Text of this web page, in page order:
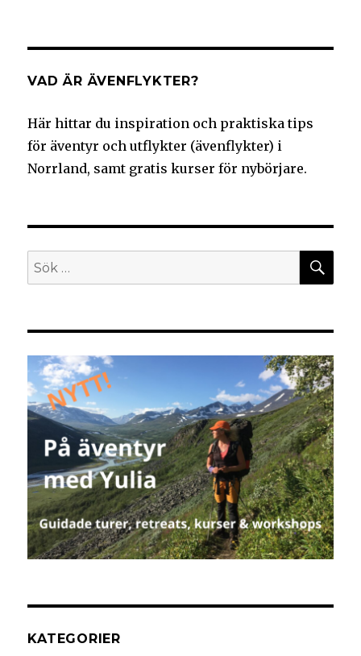
VAD ÄR ÄVENFLYKTER?
Här hittar du inspiration och praktiska tips
för äventyr och utflykter (ävenflykter) i
Norrland, samt gratis kurser för nybörjare.
KATEGORIER